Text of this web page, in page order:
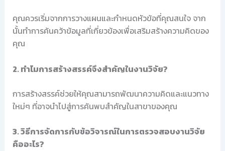
คุณควรเริ่มจากการวางแผนและกำหนดหัวข้อที่คุณสนใจ จาก
นั้นทำการค้นคว้าข้อมูลที่เกี่ยวข้องเพื่อเสริมสร้างความคิดของ
คุณ
2. ทำไมการสร้างสรรค์จึงสำคัญในงานวิจัย?
การสร้างสรรค์ช่วยให้คุณสามารถพัฒนาความคิดและแนวทาง
ใหม่ๆ ที่อาจนำไปสู่การค้นพบสำคัญในสาขาของคุณ
3. วิธีการจัดการกับข้อวิจารณ์ในการตรวจสอบงานวิจัย
คืออะไร?